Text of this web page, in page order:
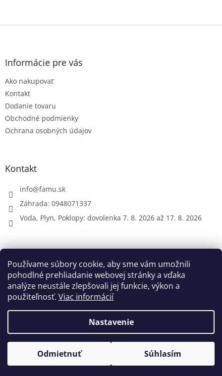
Používame súbory cookie, aby sme vám umožnili
pohodlné prehliadanie webovej stránky a vďaka
analýze neustále zlepšovali jej funkcie, výkon a
použiteľnosť. Viac informácií
Nastavenie
Odmietnuť Súhlasím
Z
Informácie pre vás
Ako nakupovať
Kontakt
Dodanie tovaru
Obchodné podmienky
Ochrana osobných údajov
Kontakt
info@famu.sk
Záhrada: 0948071337
Voda, Plyn, Poklopy: dovolenka 7. 8. 2026 až 17. 8. 2026
Vytvoril Shoptet
Copyright 2026FAMU.sk . Všetky práva vyhradené.